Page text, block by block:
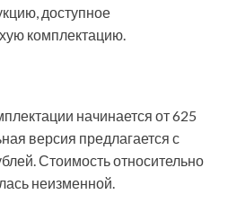
доступное
комплектацию.
начинается от 625
версия предлагается с
Стоимость относительно
неизменной.